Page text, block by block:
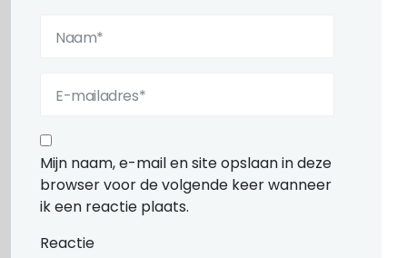
Mijn naam, e-mail en site opslaan in deze
browser voor de volgende keer wanneer
ik een reactie plaats.
Reactie